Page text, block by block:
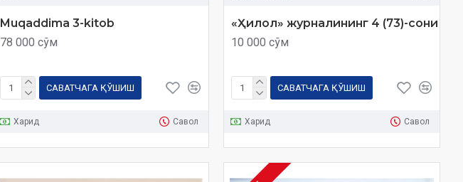
Muqaddima 3-kitob
78 000 сўм
САВАТЧАГА ҚЎШИШ
Харид Савол
«Ҳилол» журналининг 4 (73)-сони
10 000 сўм
САВАТЧАГА ҚЎШИШ
Харид Савол